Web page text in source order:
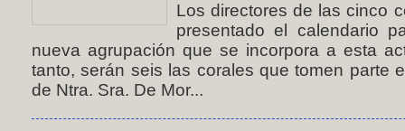
Los directores de las cinco
presentado el calendario
nueva agrupación que se incorpora a esta
tanto, serán seis las corales que tomen parte
de Ntra. Sra. De Mor...